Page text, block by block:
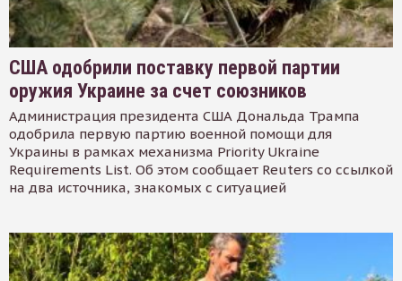
США одобрили поставку первой партии
оружия Украине за счет союзников
Администрация президента США Дональда Трампа
одобрила первую партию военной помощи для
Украины в рамках механизма Priority Ukraine
Requirements List. Об этом сообщает Reuters со ссылкой
на два источника, знакомых с ситуацией